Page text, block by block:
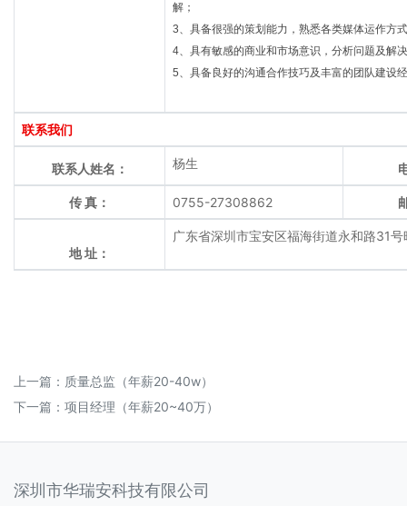
解；
3、具备很强的策划能力，熟悉各类媒体运作方
4、具有敏感的商业和市场意识，分析问题及解
5、具备良好的沟通合作技巧及丰富的团队建设
联系我们
联系人姓名： 杨生
传 真： 0755-27308862
地 址：
广东省深圳市宝安区福海街道永和路31
上一篇： 质量总监（年薪20-40w）
下一篇： 项目经理（年薪20~40万）
深圳市华瑞安科技有限公司